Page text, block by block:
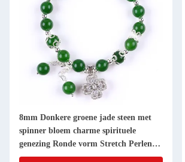
8mm Donkere groene jade steen met
spinner bloem charme spirituele
genezing Ronde vorm Stretch Perlen
Armband